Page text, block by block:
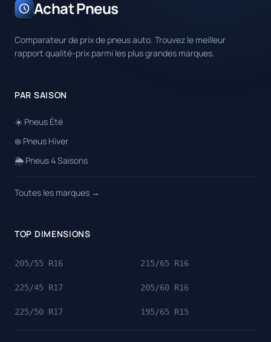
Achat Pneus
Comparateur de prix de pneus auto. Trouvez le meilleur
rapport qualité-prix parmi les plus grandes marques.
PAR SAISON
☀️ Pneus Été
❄️ Pneus Hiver
🌦️ Pneus 4 Saisons
Toutes les marques →
TOP DIMENSIONS
205/55 R16 215/65 R16
225/45 R17 205/60 R16
225/50 R17 195/65 R15